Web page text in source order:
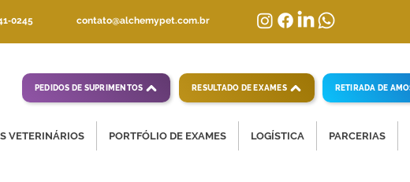
contato@alchemypet.com.br
PEDIDOS DE SUPRIMENTOS RESULTADO DE EXAMES RETIRADA DE
VETERINÁRIOS PORTFÓLIO DE EXAMES LOGÍSTICA PARCERIAS